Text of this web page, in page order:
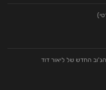
החדש של ליאור דוד